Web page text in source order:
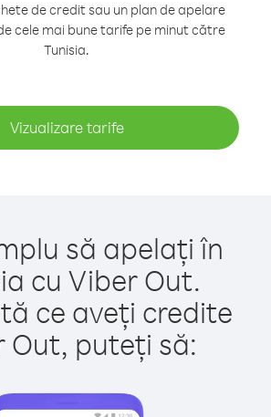
de credit sau un plan de apelare
cele mai bune tarife pe minut către
Tunisia.
Vizualizare tarife
să apelați în
cu Viber Out.
ce aveți credite
Out, puteți să: